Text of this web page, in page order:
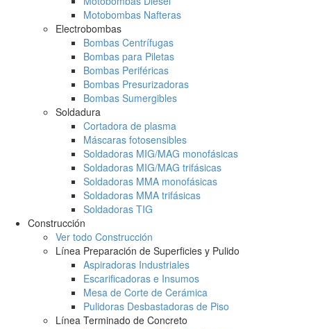
Motobombas Nafteras
Electrobombas
Bombas Centrífugas
Bombas para Piletas
Bombas Periféricas
Bombas Presurizadoras
Bombas Sumergibles
Soldadura
Cortadora de plasma
Máscaras fotosensibles
Soldadoras MIG/MAG monofásicas
Soldadoras MIG/MAG trifásicas
Soldadoras MMA monofásicas
Soldadoras MMA trifásicas
Soldadoras TIG
Construcción
Ver todo Construcción
Línea Preparación de Superficies y Pulido
Aspiradoras Industriales
Escarificadoras e Insumos
Mesa de Corte de Cerámica
Pulidoras Desbastadoras de Piso
Línea Terminado de Concreto